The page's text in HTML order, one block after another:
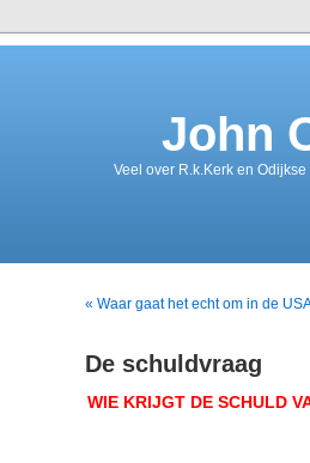
John
Veel over R.k.Kerk en
« Waar gaat het echt om in de
De schuldvraag
WIE KRIJGT DE SCHULD